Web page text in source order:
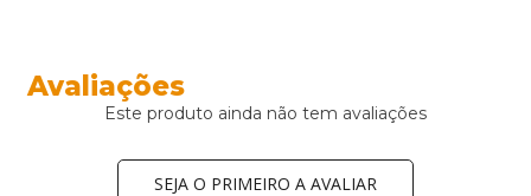
Avaliações
Este produto ainda não tem avaliações
SEJA O PRIMEIRO A AVALIAR